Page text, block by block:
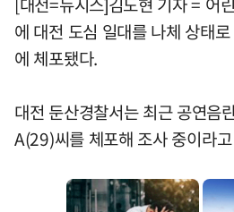
에 대전 도심 일대를 나체 상태
에 체포됐다.
대전 둔산경찰서는 최근 공연음
A(29)씨를 체포해 조사 중이라